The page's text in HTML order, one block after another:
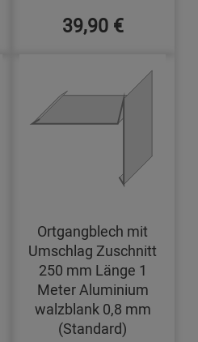
39,90 €
Ortgangblech mit
Umschlag Zuschnitt
250 mm Länge 1
Meter Aluminium
walzblank 0,8 mm
(Standard)